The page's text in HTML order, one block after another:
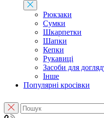
Рюкзаки
Сумки
Шкарпетки
Шапки
Кепки
Рукавиці
Засоби для
Інше
Популярні кросівки